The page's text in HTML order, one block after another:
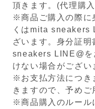
頂きます。(代理購
※商品ご購入の際に
くはmita sneakers
ざいます。身分証
sneakers LINE@を
けない場合がござい
※お支払方法につき
きますので、予めご
※商品購入のルール